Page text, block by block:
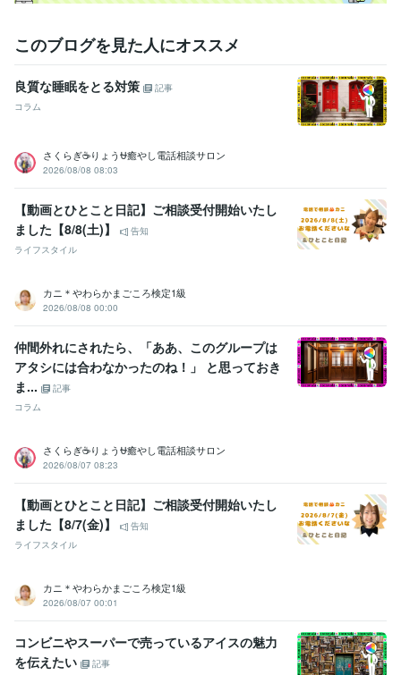
このブログを見た人にオススメ
良質な睡眠をとる対策
記事
コラム
さくらぎ☕りょう⛎癒やし電話相談サロン
2026/08/08 08:03
【動画とひとこと日記】ご相談受付開始いたし
ました【8/8(土)】
告知
ライフスタイル
カニ＊やわらかまごころ検定1級
2026/08/08 00:00
仲間外れにされたら、「ああ、このグループは
アタシには合わなかったのね！」 と思っておき
ま...
記事
コラム
さくらぎ☕りょう⛎癒やし電話相談サロン
2026/08/07 08:23
【動画とひとこと日記】ご相談受付開始いたし
ました【8/7(金)】
告知
ライフスタイル
カニ＊やわらかまごころ検定1級
2026/08/07 00:01
コンビニやスーパーで売っているアイスの魅力
を伝えたい
記事